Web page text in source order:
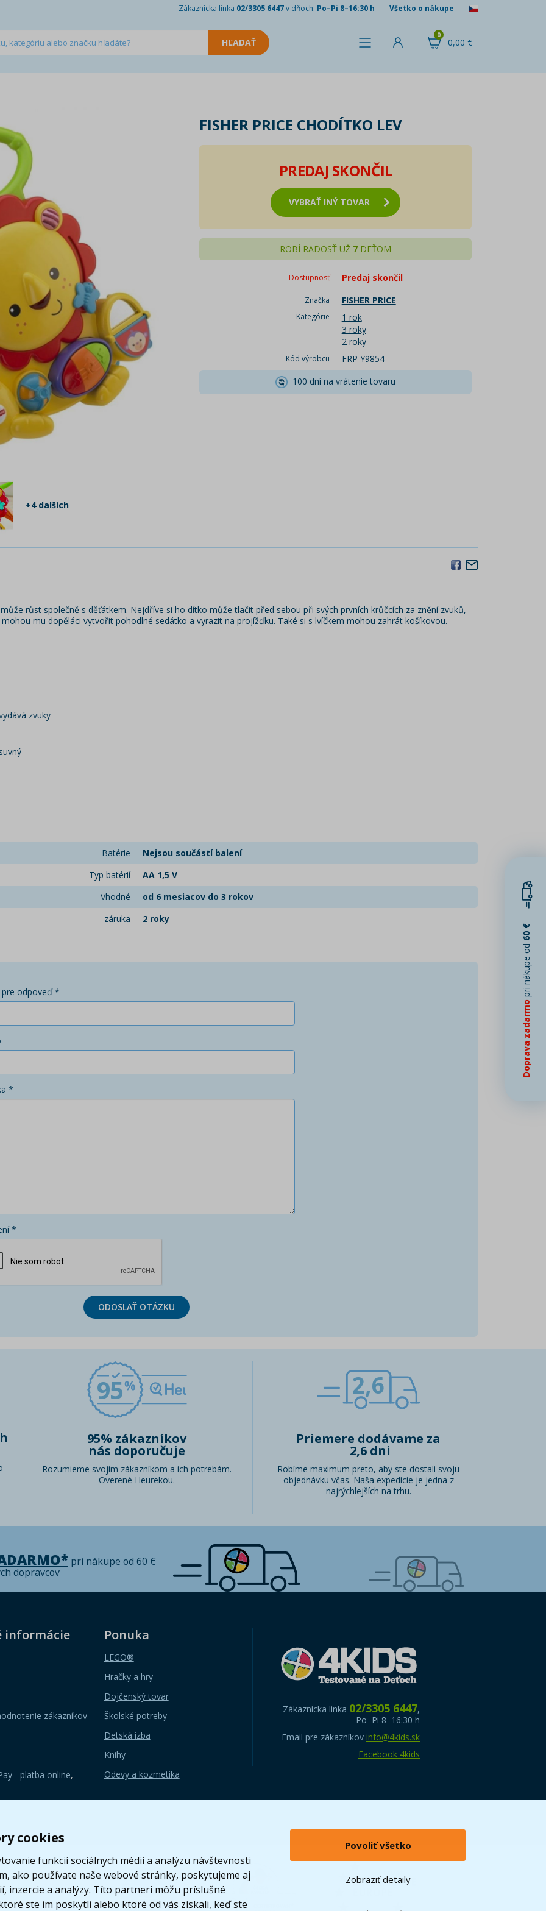
cookies
funkcií sociálnych médií a analýzu návštevnosti
ako používate naše webové stránky, poskytujeme aj
inzercie a analýzy. Títo partneri môžu príslušné
ste im poskytli alebo ktoré od vás získali, keď ste
Povoliť všetko
Zobraziť detaily
Zákaznícka linka 02/3305 6447v dňoch: Po–Pi 8–16:30 h Všetko o nákupe
0,00 €
0
+4 dalších
FISHER PRICE CHODÍTKO LEV
PREDAJ SKONČIL
VYBRAŤ INÝ TOVAR
ROBÍ RADOSŤ UŽ 7 DEŤOM
Dostupnosť Predaj skončil
Značka FISHER PRICE
Kategórie
1 rok
3 roky
2 roky
Kód výrobcu
FRP Y9854
100 dní na vrátenie tovaru
růst společně s děťátkem. Nejdříve si ho dítko může tlačit před sebou při svých prvních krůčcích za znění zvuků,
mu dopěláci vytvořit pohodlné sedátko a vyrazit na projížďku. Také si s lvíčkem mohou zahrát košíkovou.
zvuky
Batérie
Nejsou součástí balení
Typ batérií
AA 1,5 V
Vhodné
od 6 mesiacov do 3 rokov
záruka
2 roky
pre odpoveď *
*
*
ODOSLAŤ OTÁZKU
95
95% zákazníkov
nás doporučuje
Rozumieme svojim zákazníkom a ich potrebám.
Overené Heurekou.
2,6
Priemere dodávame za
2,6 dni
Robíme maximum preto, aby ste dostali svoju
objednávku včas. Naša expedície je jedna z
najrýchlejších na trhu.
pri nákupe od 60 €
dopravcov
informácie
zákazníkov
Ponuka
LEGO®
Hračky a hry
Dojčenský tovar
Školské potreby
Detská izba
Knihy
Odevy a kozmetika
- platba online,
Zákaznícka linka 02/3305 6447,
Po–Pi 8–16:30 h
Email pre zákazníkov info@4kids.sk
Facebook 4kids
Doprava zadarmo
pri nákupe od
60 €